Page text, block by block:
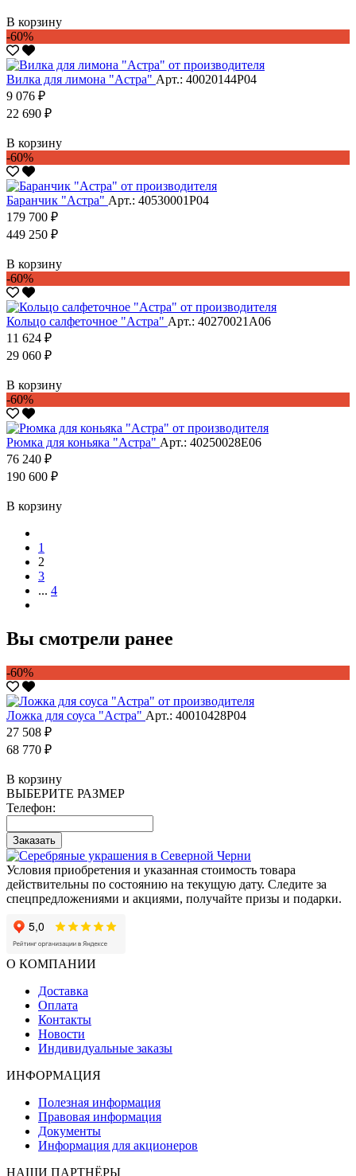
В корзину
-60%
Вилка для лимона "Астра" Арт.: 40020144Р04
9 076 ₽
22 690 ₽
В корзину
-60%
Баранчик "Астра" Арт.: 40530001Р04
179 700 ₽
449 250 ₽
В корзину
-60%
Кольцо салфеточное "Астра" Арт.: 40270021А06
11 624 ₽
29 060 ₽
В корзину
-60%
Рюмка для коньяка "Астра" Арт.: 40250028Е06
76 240 ₽
190 600 ₽
В корзину
1
2
3
... 4
Вы смотрели ранее
-60%
Ложка для соуса "Астра" Арт.: 40010428Р04
27 508 ₽
68 770 ₽
В корзину
ВЫБЕРИТЕ РАЗМЕР
Телефон:
Заказать
Условия приобретения и указанная стоимость товара
действительны по состоянию на текущую дату. Следите за
спецпредложениями и акциями, получайте призы и подарки.
О КОМПАНИИ
Доставка
Оплата
Контакты
Новости
Индивидуальные заказы
ИНФОРМАЦИЯ
Полезная информация
Правовая информация
Документы
Информация для акционеров
НАШИ ПАРТНЁРЫ